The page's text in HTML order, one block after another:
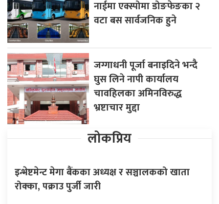
नाईमा एक्स्पोमा डोङफेङका २
वटा बस सार्वजनिक हुने
जग्गाधनी पूर्जा बनाइदिने भन्दै
घुस लिने नापी कार्यालय
चावहिलका अमिनविरुद्ध
भ्रष्टाचार मुद्दा
लोकप्रिय
इन्भेष्टमेन्ट मेगा बैंकका अध्यक्ष र सञ्चालकको खाता
रोक्का, पक्राउ पुर्जी जारी